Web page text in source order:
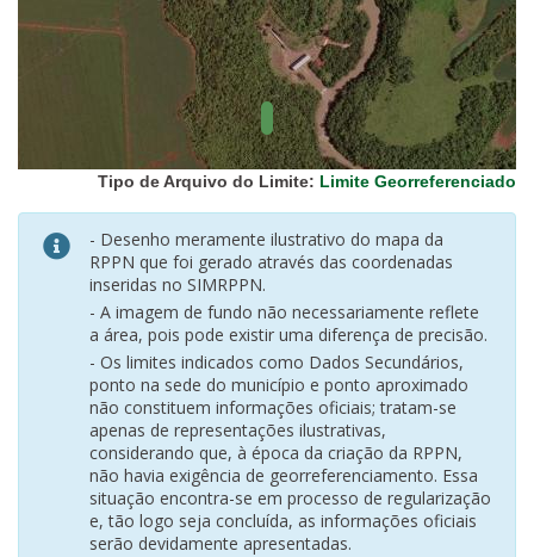
Tipo de Arquivo do Limite: Limite Georreferenciado
- Desenho meramente ilustrativo do mapa da
RPPN que foi gerado através das coordenadas
inseridas no SIMRPPN.
- A imagem de fundo não necessariamente reflete
a área, pois pode existir uma diferença de precisão.
- Os limites indicados como Dados Secundários,
ponto na sede do município e ponto aproximado
não constituem informações oficiais; tratam-se
apenas de representações ilustrativas,
considerando que, à época da criação da RPPN,
não havia exigência de georreferenciamento. Essa
situação encontra-se em processo de regularização
e, tão logo seja concluída, as informações oficiais
serão devidamente apresentadas.